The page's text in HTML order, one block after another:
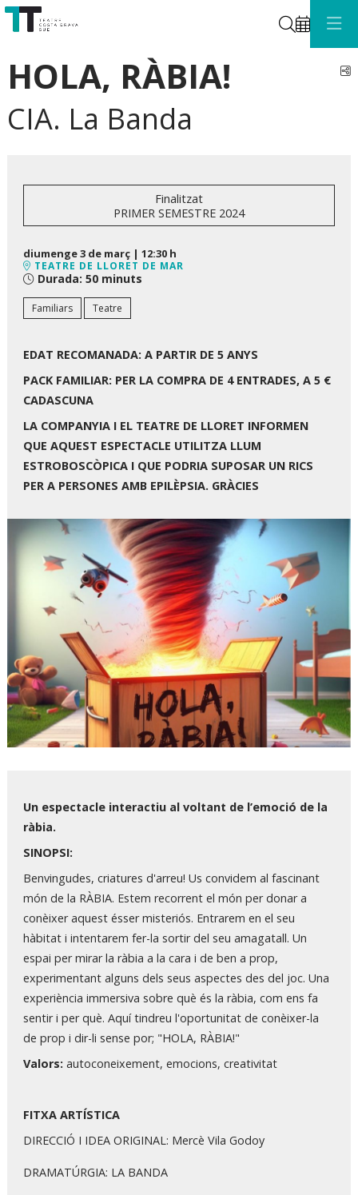
Cerca
HOLA, RÀBIA!
CIA. La Banda
Finalitzat
PRIMER SEMESTRE 2024
diumenge 3 de març | 12:30 h
TEATRE DE LLORET DE MAR
Durada: 50 minuts
Familiars Teatre
EDAT RECOMANADA: A PARTIR DE 5 ANYS
PACK FAMILIAR: PER LA COMPRA DE 4 ENTRADES, A 5 €
CADASCUNA
LA COMPANYIA I EL TEATRE DE LLORET INFORMEN
QUE AQUEST ESPECTACLE UTILITZA LLUM
ESTROBOSCÒPICA I QUE PODRIA SUPOSAR UN RICS
PER A PERSONES AMB EPILÈPSIA. GRÀCIES
Un espectacle interactiu al voltant de l’emoció de la
ràbia.
SINOPSI:
Benvingudes, criatures d'arreu! Us convidem al fascinant
món de la RÀBIA. Estem recorrent el món per donar a
conèixer aquest ésser misteriós. Entrarem en el seu
hàbitat i intentarem fer-la sortir del seu amagatall. Un
espai per mirar la ràbia a la cara i de ben a prop,
experimentant alguns dels seus aspectes des del joc. Una
experiència immersiva sobre què és la ràbia, com ens fa
sentir i per què. Aquí tindreu l'oportunitat de conèixer-la
de prop i dir-li sense por; "HOLA, RÀBIA!"
Valors: autoconeixement, emocions, creativitat
FITXA ARTÍSTICA
DIRECCIÓ I IDEA ORIGINAL: Mercè Vila Godoy
DRAMATÚRGIA: LA BANDA